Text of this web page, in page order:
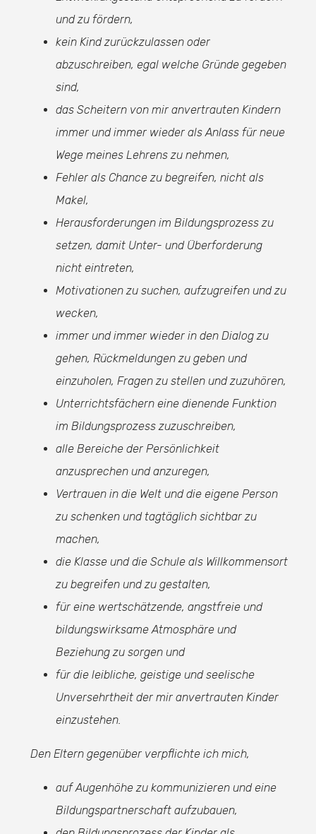
und zu fördern,
kein Kind zurückzulassen oder
abzuschreiben, egal welche Gründe gegeben
sind,
das Scheitern von mir anvertrauten Kindern
immer und immer wieder als Anlass für neue
Wege meines Lehrens zu nehmen,
Fehler als Chance zu begreifen, nicht als
Makel,
Herausforderungen im Bildungsprozess zu
setzen, damit Unter- und Überforderung
nicht eintreten,
Motivationen zu suchen, aufzugreifen und zu
wecken,
immer und immer wieder in den Dialog zu
gehen, Rückmeldungen zu geben und
einzuholen, Fragen zu stellen und zuzuhören,
Unterrichtsfächern eine dienende Funktion
im Bildungsprozess zuzuschreiben,
alle Bereiche der Persönlichkeit
anzusprechen und anzuregen,
Vertrauen in die Welt und die eigene Person
zu schenken und tagtäglich sichtbar zu
machen,
die Klasse und die Schule als Willkommensort
zu begreifen und zu gestalten,
für eine wertschätzende, angstfreie und
bildungswirksame Atmosphäre und
Beziehung zu sorgen und
für die leibliche, geistige und seelische
Unversehrtheit der mir anvertrauten Kinder
einzustehen.
Den Eltern gegenüber verpflichte ich mich,
auf Augenhöhe zu kommunizieren und eine
Bildungspartnerschaft aufzubauen,